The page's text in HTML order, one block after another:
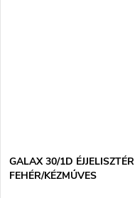
GALAX 30/1D ÉJJELISZTÉR
FEHÉR/KÉZMŰVES